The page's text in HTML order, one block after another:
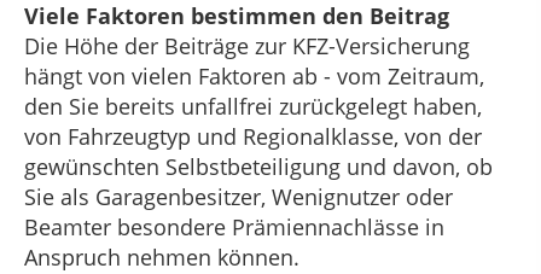
Viele Faktoren bestimmen den Beitrag
Die Höhe der Beiträge zur KFZ-Versicherung
hängt von vielen Faktoren ab - vom Zeitraum,
den Sie bereits unfallfrei zurückgelegt haben,
von Fahrzeugtyp und Regionalklasse, von der
gewünschten Selbstbeteiligung und davon, ob
Sie als Garagenbesitzer, Wenignutzer oder
Beamter besondere Prämiennachlässe in
Anspruch nehmen können.